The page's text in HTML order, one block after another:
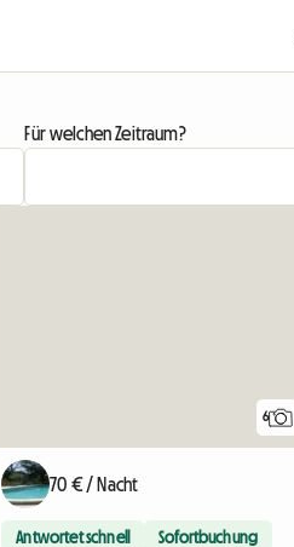
Für welchen Zeitraum?
6
70 € / Nacht
Antwortet schnell Sofortbuchung